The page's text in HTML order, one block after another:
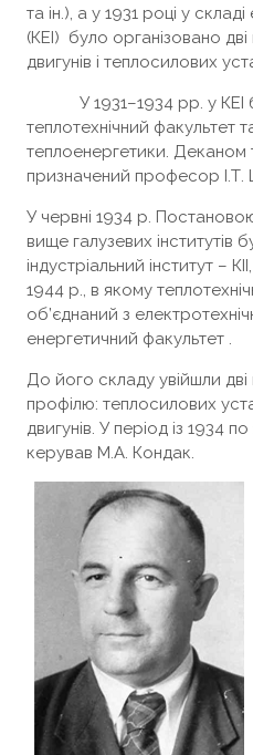
та ін.), а у 1931 році у
(КЕІ) було організовано
двигунів і теплосилових
У 1931–1934 pp. у КЕІ
теплотехнічний факультет
теплоенергетики.
призначений професор І.Т.
У червні 1934 р.
вище галузевих інститутів
індустріальний інститут –
1944 р., в якому
об’єднаний з
енергетичний факультет .
До його складу увійшли
профілю: теплосилових
двигунів. У період із 1934
керував М.А. Кондак.